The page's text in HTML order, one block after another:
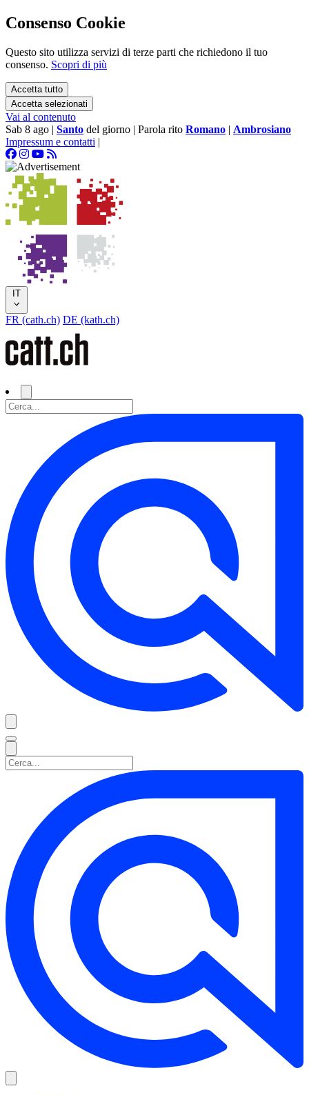
Consenso Cookie
Questo sito utilizza servizi di terze parti che richiedono il tuo
consenso. Scopri di più
Accetta tutto
Accetta selezionati
Vai al contenuto
Sab 8 ago | Santo del giorno | Parola rito Romano | Ambrosiano
Impressum e contatti |
IT
FR (cath.ch) DE (kath.ch)